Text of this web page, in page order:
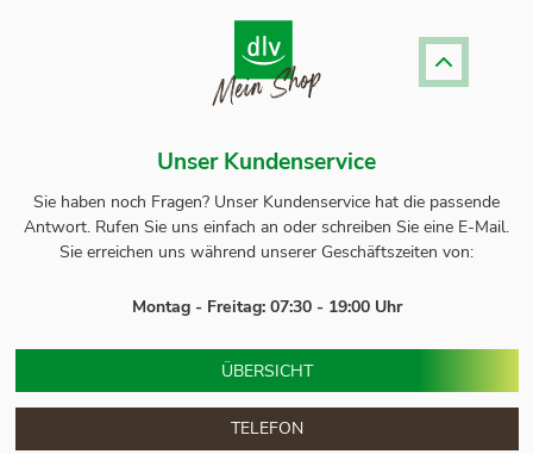
Unser Kundenservice
Sie haben noch Fragen? Unser Kundenservice hat die passende
Antwort. Rufen Sie uns einfach an oder schreiben Sie eine E-Mail.
Sie erreichen uns während unserer Geschäftszeiten von:
Montag - Freitag: 07:30 - 19:00 Uhr
ÜBERSICHT
TELEFON